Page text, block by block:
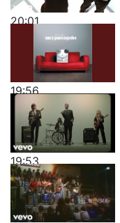
20:01
19:56
19:53